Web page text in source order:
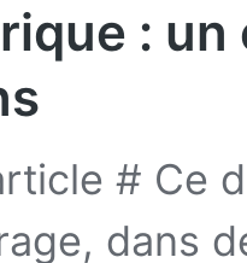
:
# Ce
dans